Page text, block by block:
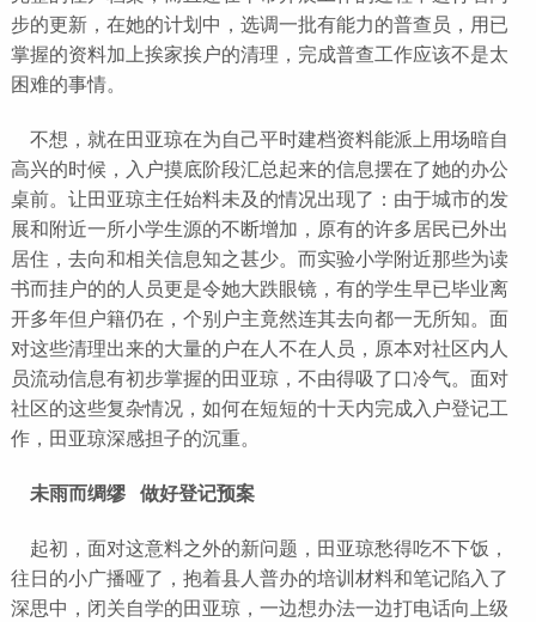
步的更新，在她的计划中，选调一批有能力的普查员，用已
掌握的资料加上挨家挨户的清理，完成普查工作应该不是太
困难的事情。
不想，就在田亚琼在为自己平时建档资料能派上用场暗自
高兴的时候，入户摸底阶段汇总起来的信息摆在了她的办公
桌前。让田亚琼主任始料未及的情况出现了：由于城市的发
展和附近一所小学生源的不断增加，原有的许多居民已外出
居住，去向和相关信息知之甚少。而实验小学附近那些为读
书而挂户的的人员更是令她大跌眼镜，有的学生早已毕业离
开多年但户籍仍在，个别户主竟然连其去向都一无所知。面
对这些清理出来的大量的户在人不在人员，原本对社区内人
员流动信息有初步掌握的田亚琼，不由得吸了口冷气。面对
社区的这些复杂情况，如何在短短的十天内完成入户登记工
作，田亚琼深感担子的沉重。
未雨而绸缪 做好登记预案
起初，面对这意料之外的新问题，田亚琼愁得吃不下饭，
往日的小广播哑了，抱着县人普办的培训材料和笔记陷入了
深思中，闭关自学的田亚琼，一边想办法一边打电话向上级